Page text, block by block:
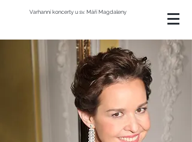
Varhanní koncerty u sv. Máří Magdaleny